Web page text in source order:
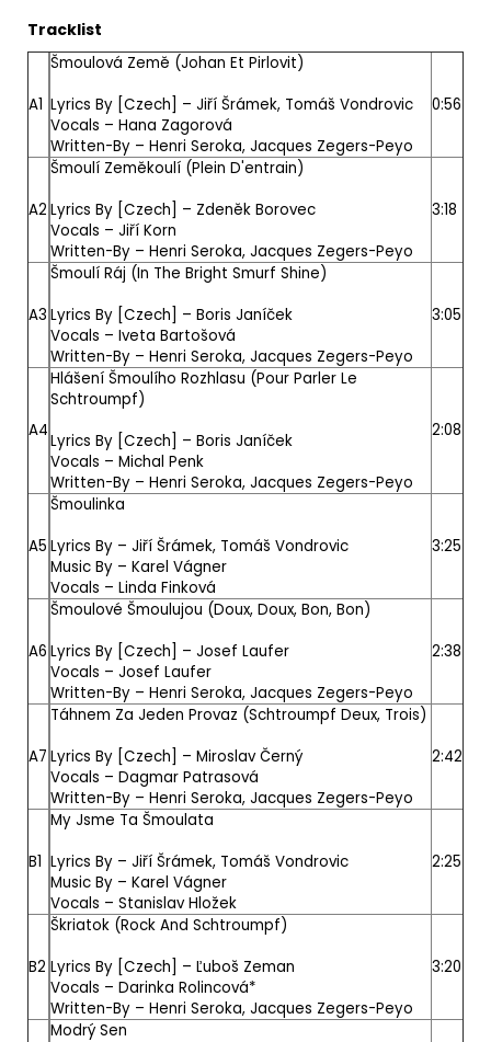
Tracklist
A1
Šmoulová Země (Johan Et Pirlovit)
Lyrics By [Czech] – Jiří Šrámek, Tomáš Vondrovic
Vocals – Hana Zagorová
Written-By – Henri Seroka, Jacques Zegers-Peyo
0:56
A2
Šmoulí Zeměkoulí (Plein D'entrain)
Lyrics By [Czech] – Zdeněk Borovec
Vocals – Jiří Korn
Written-By – Henri Seroka, Jacques Zegers-Peyo
3:18
A3
Šmoulí Ráj (In The Bright Smurf Shine)
Lyrics By [Czech] – Boris Janíček
Vocals – Iveta Bartošová
Written-By – Henri Seroka, Jacques Zegers-Peyo
3:05
A4
Hlášení Šmoulího Rozhlasu (Pour Parler Le
Schtroumpf)
Lyrics By [Czech] – Boris Janíček
Vocals – Michal Penk
Written-By – Henri Seroka, Jacques Zegers-Peyo
2:08
A5
Šmoulinka
Lyrics By – Jiří Šrámek, Tomáš Vondrovic
Music By – Karel Vágner
Vocals – Linda Finková
3:25
A6
Šmoulové Šmoulujou (Doux, Doux, Bon, Bon)
Lyrics By [Czech] – Josef Laufer
Vocals – Josef Laufer
Written-By – Henri Seroka, Jacques Zegers-Peyo
2:38
A7
Táhnem Za Jeden Provaz (Schtroumpf Deux, Trois)
Lyrics By [Czech] – Miroslav Černý
Vocals – Dagmar Patrasová
Written-By – Henri Seroka, Jacques Zegers-Peyo
2:42
B1
My Jsme Ta Šmoulata
Lyrics By – Jiří Šrámek, Tomáš Vondrovic
Music By – Karel Vágner
Vocals – Stanislav Hložek
2:25
B2
Škriatok (Rock And Schtroumpf)
Lyrics By [Czech] – Ľuboš Zeman
Vocals – Darinka Rolincová*
Written-By – Henri Seroka, Jacques Zegers-Peyo
3:20
Modrý Sen